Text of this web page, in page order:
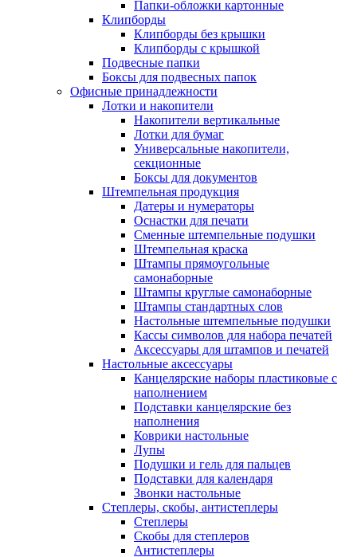
Папки-обложки картонные
Клипборды
Клипборды без крышки
Клипборды с крышкой
Подвесные папки
Боксы для подвесных папок
Офисные принадлежности
Лотки и накопители
Накопители вертикальные
Лотки для бумаг
Универсальные накопители,
секционные
Боксы для документов
Штемпельная продукция
Датеры и нумераторы
Оснастки для печати
Сменные штемпельные подушки
Штемпельная краска
Штампы прямоугольные
самонаборные
Штампы круглые самонаборные
Штампы стандартных слов
Настольные штемпельные подушки
Кассы символов для набора печатей
Аксессуары для штампов и печатей
Настольные аксессуары
Канцелярские наборы пластиковые с
наполнением
Подставки канцелярские без
наполнения
Коврики настольные
Лупы
Подушки и гель для пальцев
Подставки для календаря
Звонки настольные
Степлеры, скобы, антистеплеры
Степлеры
Скобы для степлеров
Антистеплеры